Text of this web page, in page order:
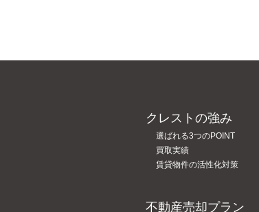
クレストの強み
選ばれる3つのPOINT
買取実績
賃貸物件の活性化対策
不動産売却プラン